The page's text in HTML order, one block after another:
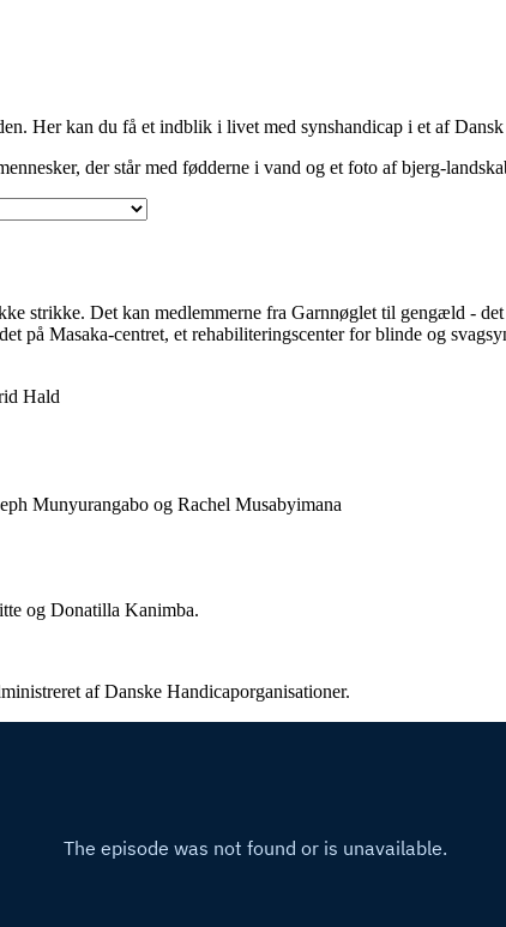
Her kan du få et indblik i livet med synshandicap i et af
strikke. Det kan medlemmerne fra Garnnøglet til gengæld -
på Masaka-centret, et rehabiliteringscenter for blinde og
Hald
Munyurangabo og Rachel Musabyimana
og Donatilla Kanimba.
af Danske Handicaporganisationer.